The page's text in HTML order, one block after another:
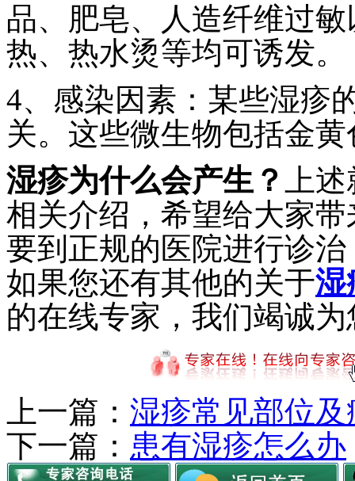
品、肥皂、人造纤维过
热、热水烫等均可诱发。
4、感染因素：某些湿疹
关。这些微生物包括金
湿疹为什么会产生？
上
相关介绍，希望给大家
要到正规的医院进行诊
如果您还有其他的关于湿
的在线专家，我们竭诚
上一篇： 湿疹常见部位及
下一篇： 患有湿疹怎么办